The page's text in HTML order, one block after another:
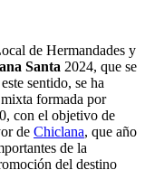
de Hermandades y
Santa 2024, que se
sentido, se ha
formada por
con el objetivo de
de Chiclana, que año
de la
del destino